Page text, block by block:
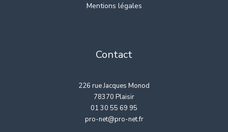
Mentions légales
Contact
226 rue Jacques Monod
78370 Plaisir
01 30 55 69 95
pro-net@pro-net.fr